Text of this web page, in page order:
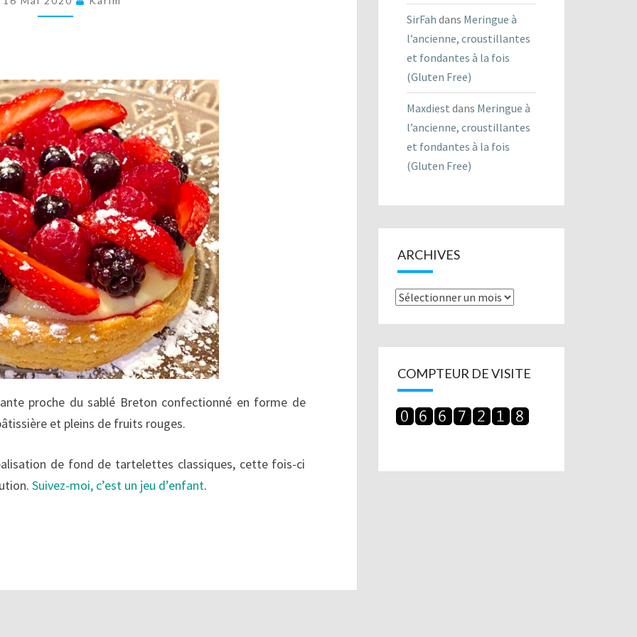
FAÇON
proche du sablé Breton confectionné en forme de
et pleins de fruits rouges.
de fond de tartelettes classiques, cette fois-ci
Suivez-moi, c’est un jeu d’enfant.
SirFah dans Meringue à
l’ancienne, croustillantes
et fondantes à la fois
(Gluten Free)
Maxdiest dans Meringue à
l’ancienne, croustillantes
et fondantes à la fois
(Gluten Free)
ARCHIVES
Archives
COMPTEUR DE VISITE